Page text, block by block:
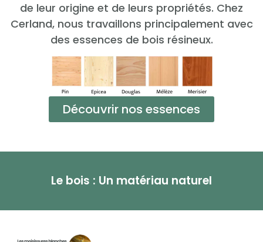
de leur origine et de leurs propriétés. Chez
Cerland, nous travaillons principalement avec
des essences de bois résineux.
Découvrir nos essences
Le bois : Un matériau naturel